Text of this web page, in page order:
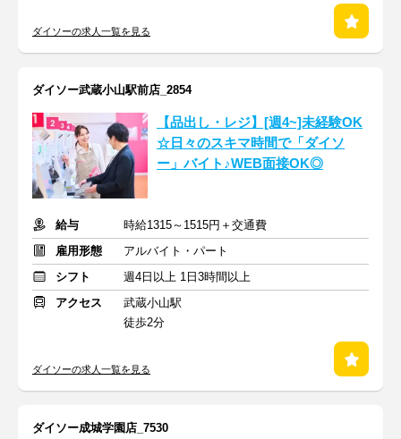
ダイソーの求人一覧を見る
ダイソー武蔵小山駅前店_2854
【品出し・レジ】[週4~]未経験OK
☆日々のスキマ時間で「ダイソ
ー」バイト♪WEB面接OK◎
給与
時給1315～1515円＋交通費
雇用形態
アルバイト・パート
シフト
週4日以上 1日3時間以上
アクセス
武蔵小山駅
徒歩2分
ダイソーの求人一覧を見る
ダイソー成城学園店_7530